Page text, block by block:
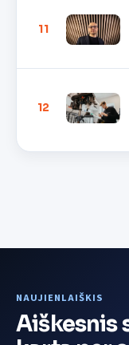
11
12
NAUJIENLAIŠKIS
Aiškesnis